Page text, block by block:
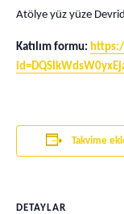
Atölye yüz yüze
Katılım formu:
Takvime
DETAYLAR